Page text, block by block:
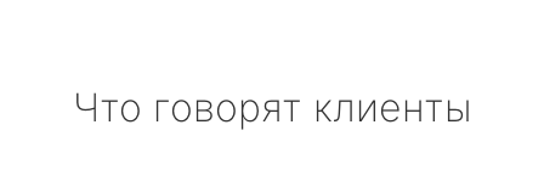
Что говорят клиенты